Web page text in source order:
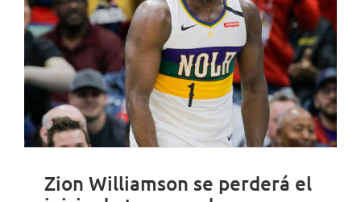
Zion Williamson se perderá el